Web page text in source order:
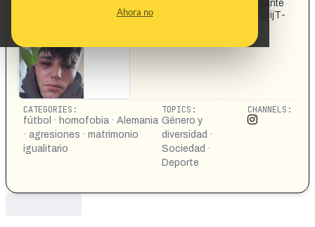
Ahora no
¡Agredido el árbitro que pidió matrimonio a su novio durante
el Colonia-Wolfsburgo! https://www.instagram.com/p/DUijT-
CATEGORIES:
fútbol · homofobia · Alemania
· agresiones · matrimonio
igualitario
TOPICS:
Género y
diversidad ·
Sociedad ·
Deporte
CHANNELS: